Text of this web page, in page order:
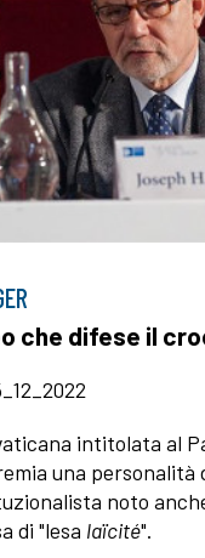
che difese il
intitolata al
una personalità
noto
di "lesa laïcité".